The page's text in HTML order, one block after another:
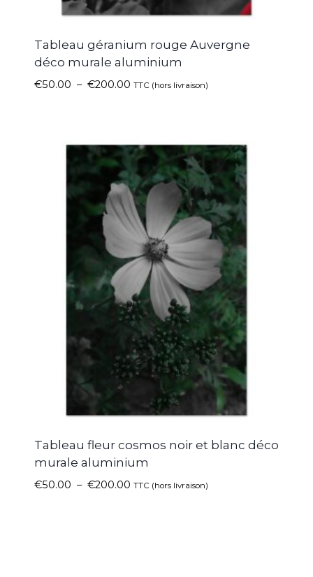
Tableau géranium rouge Auvergne
déco murale aluminium
€50.00 – €200.00 TTC (hors livraison)
Tableau fleur cosmos noir et blanc déco
murale aluminium
€50.00 – €200.00 TTC (hors livraison)